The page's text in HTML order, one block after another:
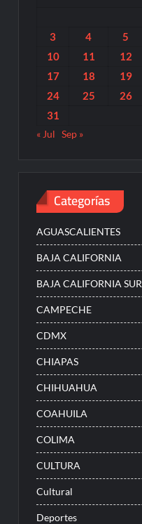
3 4 5
10
11 12
17 18 19
24 25 26
31
« Jul Sep »
Categorías
AGUASCALIENTES
BAJA CALIFORNIA
BAJA CALIFORNIA SUR
CAMPECHE
CDMX
CHIAPAS
CHIHUAHUA
COAHUILA
COLIMA
CULTURA
Cultural
Deportes